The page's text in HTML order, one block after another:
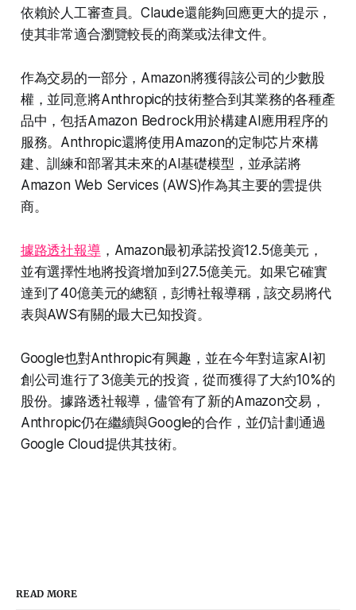
依賴於人工審查員。Claude還能夠回應更大的提示，
使其非常適合瀏覽較長的商業或法律文件。
作為交易的一部分，Amazon將獲得該公司的少數股
權，並同意將Anthropic的技術整合到其業務的各種產
品中，包括Amazon Bedrock用於構建AI應用程序的
服務。Anthropic還將使用Amazon的定制芯片來構
建、訓練和部署其未來的AI基礎模型，並承諾將
Amazon Web Services (AWS)作為其主要的雲提供
商。
據路透社報導，Amazon最初承諾投資12.5億美元，
並有選擇性地將投資增加到27.5億美元。如果它確實
達到了40億美元的總額，彭博社報導稱，該交易將代
表與AWS有關的最大已知投資。
Google也對Anthropic有興趣，並在今年對這家AI初
創公司進行了3億美元的投資，從而獲得了大約10%的
股份。據路透社報導，儘管有了新的Amazon交易，
Anthropic仍在繼續與Google的合作，並仍計劃通過
Google Cloud提供其技術。
READ MORE